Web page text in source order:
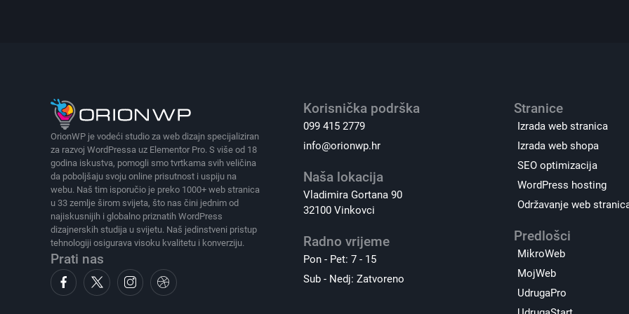
OrionWP je vodeći studio za web dizajn specijaliziran
za razvoj WordPressa uz Elementor Pro. S više od 18
godina iskustva, pomogli smo tvrtkama svih veličina
da poboljšaju svoju online prisutnost i uspiju na
webu. Naš tim isporučio je preko 1000+ web stranica
u 33 zemlje širom svijeta, što nas čini jednim od
najiskusnijih i globalno priznatih WordPress
dizajnerskih studija u svijetu. Naš jedinstveni pristup
tehnologiji osigurava visoku kvalitetu i konverziju.
Prati nas
Korisnička podrška
099 415 2779
info@orionwp.hr
Naša lokacija
Vladimira Gortana 90
32100 Vinkovci
Radno vrijeme
Pon - Pet: 7 - 15
Sub - Nedj: Zatvoreno
Stranice
Izrada web stranica
Izrada web shopa
SEO optimizacija
WordPress hosting
Održavanje web
Predlošci
MikroWeb
MojWeb
UdrugaPro